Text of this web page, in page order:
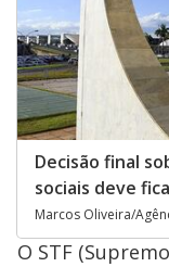
Decisão final
sociais deve
Marcos Oliveira/
O STF